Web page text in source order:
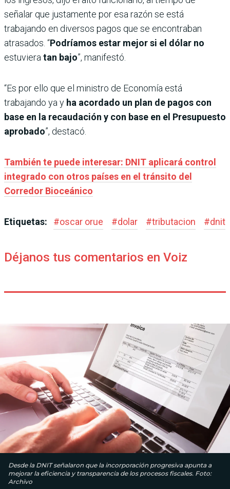
señalar que justamente por esa razón se está
trabajando en diversos pagos que se encontraban
atrasados. “Podríamos estar mejor si el dólar no
estuvieratan bajo”, manifestó.
“Es por ello que el ministro de Economía está
trabajando ya y ha acordado un plan de pagos con
base en la recaudación y con base en el Presupuesto
aprobado”, destacó.
También te puede interesar: DNIT aplicará control
integrado con otros países en el tránsito del
Corredor Bioceánico
Etiquetas: #oscar orue #dolar #tributacion #dnit
Déjanos tus comentarios en Voiz
Desde la DNIT señalaron que la incorporación progresiva apunta a
mejorar la eficiencia y transparencia de los procesos fiscales. Foto:
Archivo